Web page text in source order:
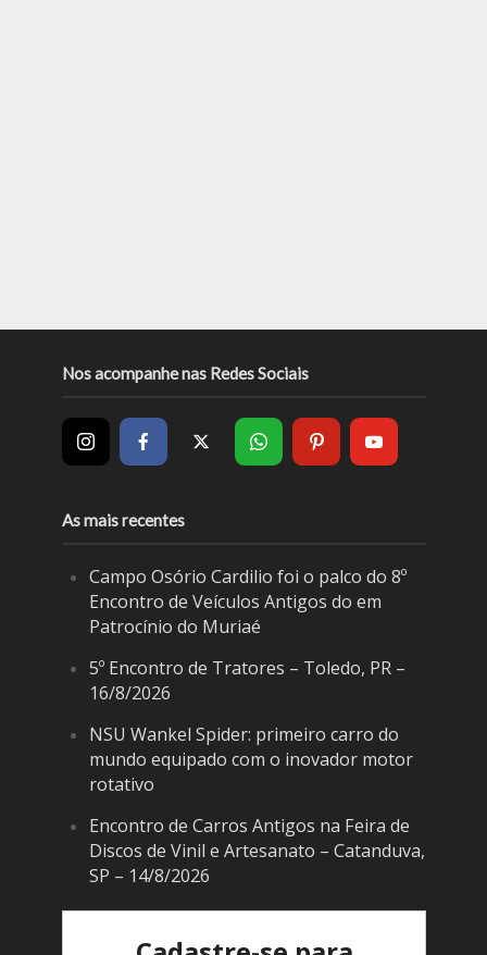
Nos acompanhe nas Redes Sociais
As mais recentes
Campo Osório Cardilio foi o palco do 8º
Encontro de Veículos Antigos do em
Patrocínio do Muriaé
5º Encontro de Tratores – Toledo, PR –
16/8/2026
NSU Wankel Spider: primeiro carro do
mundo equipado com o inovador motor
rotativo
Encontro de Carros Antigos na Feira de
Discos de Vinil e Artesanato – Catanduva,
SP – 14/8/2026